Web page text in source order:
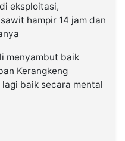
eksploitasi,
hampir 14 jam dan
menyambut baik
Kerangkeng
baik secara mental